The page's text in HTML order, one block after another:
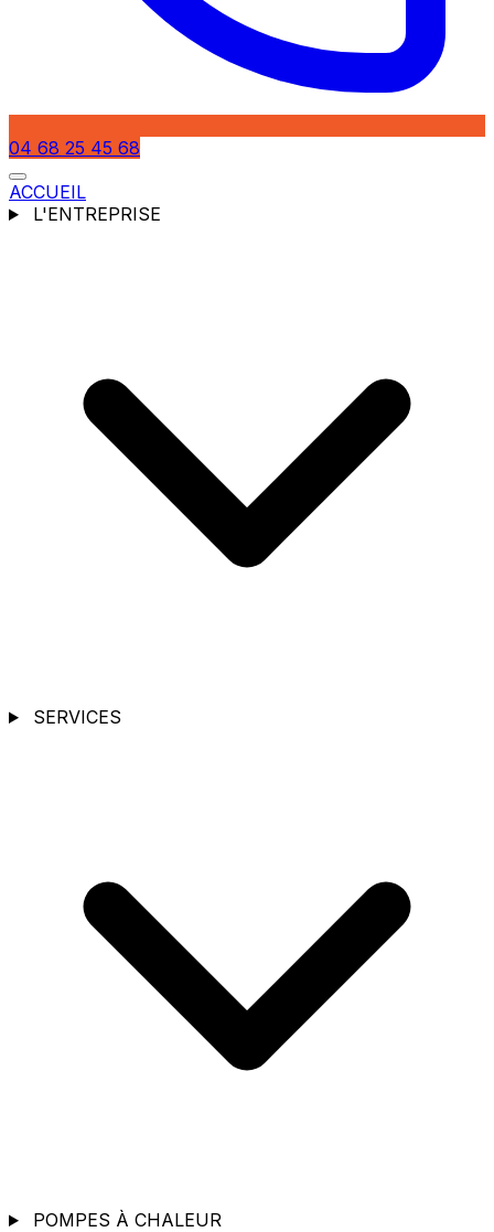
04 68 25 45 68
ACCUEIL
L'ENTREPRISE
SERVICES
POMPES À CHALEUR